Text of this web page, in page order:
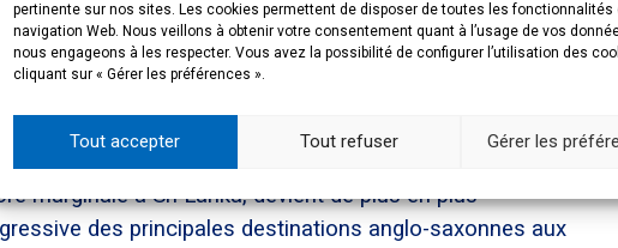
pertinente sur nos sites. Les cookies permettent de disposer de toutes les fonctionnalités
navigation Web. Nous veillons à obtenir votre consentement quant à l’usage de vos
nous engageons à les respecter. Vous avez la possibilité de configurer l’utilisation des
cliquant sur « Gérer les préférences ».
Tout accepter Tout refuser Gérer les
considérablement augmenté depuis 20 ans en réponse
étudier à l’étranger pour ceux qui en ont les moyens
aux Etats-Unis, destinations « naturelles » en raison de
marginale à Sri Lanka, devient de plus en plus
des principales destinations anglo-saxonnes aux